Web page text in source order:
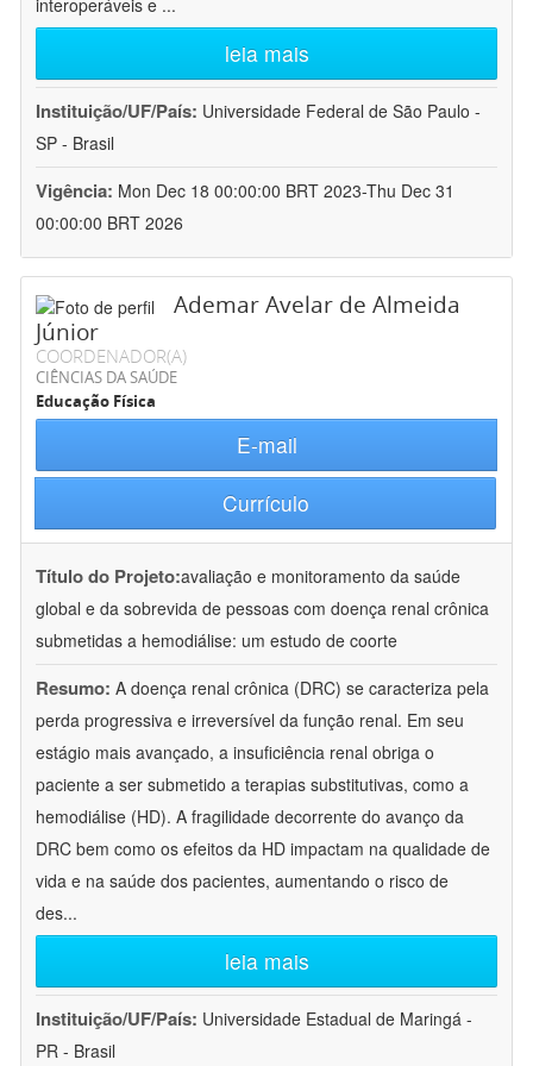
interoperáveis e ...
leia mais
Instituição/UF/País: Universidade Federal de São Paulo -
SP - Brasil
Vigência: Mon Dec 18 00:00:00 BRT 2023-Thu Dec 31
00:00:00 BRT 2026
Ademar Avelar de Almeida
Júnior
COORDENADOR(A)
CIÊNCIAS DA SAÚDE
Educação Física
E-mail
Currículo
Título do Projeto:avaliação e monitoramento da saúde
global e da sobrevida de pessoas com doença renal crônica
submetidas a hemodiálise: um estudo de coorte
Resumo: A doença renal crônica (DRC) se caracteriza pela
perda progressiva e irreversível da função renal. Em seu
estágio mais avançado, a insuficiência renal obriga o
paciente a ser submetido a terapias substitutivas, como a
hemodiálise (HD). A fragilidade decorrente do avanço da
DRC bem como os efeitos da HD impactam na qualidade de
vida e na saúde dos pacientes, aumentando o risco de
des...
leia mais
Instituição/UF/País: Universidade Estadual de Maringá -
PR - Brasil